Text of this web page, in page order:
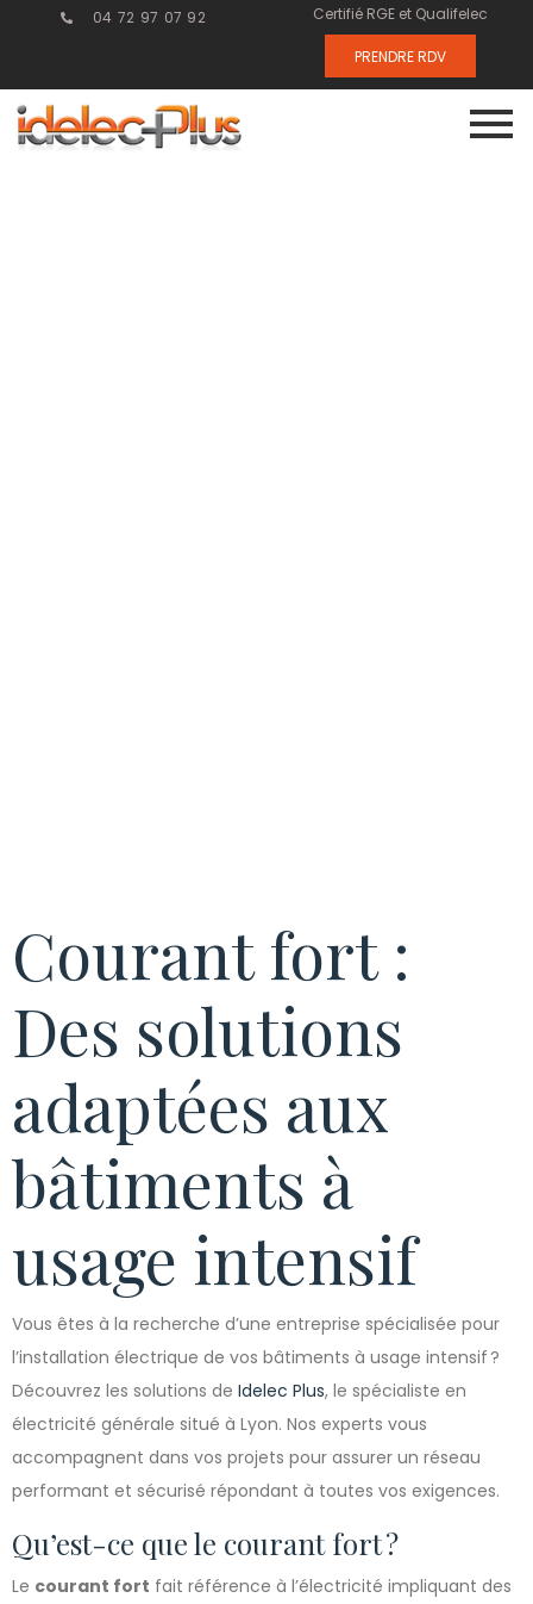
04 72 97 07 92 Certifié RGE et Qualifelec
PRENDRE RDV
Courant fort :
Des solutions
adaptées aux
bâtiments à
usage intensif
Vous êtes à la recherche d’une entreprise spécialisée pour
l’installation électrique de vos bâtiments à usage intensif ?
Découvrez les solutions de Idelec Plus, le spécialiste en
électricité générale situé à Lyon. Nos experts vous
accompagnent dans vos projets pour assurer un réseau
performant et sécurisé répondant à toutes vos exigences.
Qu’est-ce que le courant fort ?
Le courant fort fait référence à l’électricité impliquant des